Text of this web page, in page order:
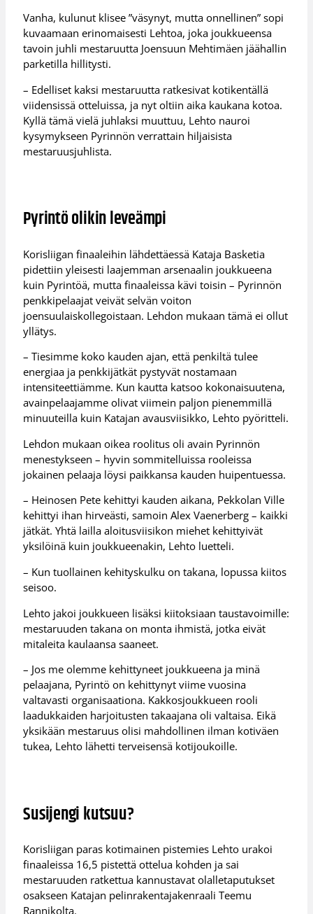
Vanha, kulunut klisee ”väsynyt, mutta onnellinen” sopi
kuvaamaan erinomaisesti Lehtoa, joka joukkueensa
tavoin juhli mestaruutta Joensuun Mehtimäen jäähallin
parketilla hillitysti.
– Edelliset kaksi mestaruutta ratkesivat kotikentällä
viidensissä otteluissa, ja nyt oltiin aika kaukana kotoa.
Kyllä tämä vielä juhlaksi muuttuu, Lehto nauroi
kysymykseen Pyrinnön verrattain hiljaisista
mestaruusjuhlista.
Pyrintö olikin leveämpi
Korisliigan finaaleihin lähdettäessä Kataja Basketia
pidettiin yleisesti laajemman arsenaalin joukkueena
kuin Pyrintöä, mutta finaaleissa kävi toisin – Pyrinnön
penkkipelaajat veivät selvän voiton
joensuulaiskollegoistaan. Lehdon mukaan tämä ei ollut
yllätys.
– Tiesimme koko kauden ajan, että penkiltä tulee
energiaa ja penkkijätkät pystyvät nostamaan
intensiteettiämme. Kun kautta katsoo kokonaisuutena,
avainpelaajamme olivat viimein paljon pienemmillä
minuuteilla kuin Katajan avausviisikko, Lehto pyöritteli.
Lehdon mukaan oikea roolitus oli avain Pyrinnön
menestykseen – hyvin sommitelluissa rooleissa
jokainen pelaaja löysi paikkansa kauden huipentuessa.
– Heinosen Pete kehittyi kauden aikana, Pekkolan Ville
kehittyi ihan hirveästi, samoin Alex Vaenerberg – kaikki
jätkät. Yhtä lailla aloitusviisikon miehet kehittyivät
yksilöinä kuin joukkueenakin, Lehto luetteli.
– Kun tuollainen kehityskulku on takana, lopussa kiitos
seisoo.
Lehto jakoi joukkueen lisäksi kiitoksiaan taustavoimille:
mestaruuden takana on monta ihmistä, jotka eivät
mitaleita kaulaansa saaneet.
– Jos me olemme kehittyneet joukkueena ja minä
pelaajana, Pyrintö on kehittynyt viime vuosina
valtavasti organisaationa. Kakkosjoukkueen rooli
laadukkaiden harjoitusten takaajana oli valtaisa. Eikä
yksikään mestaruus olisi mahdollinen ilman kotiväen
tukea, Lehto lähetti terveisensä kotijoukoille.
Susijengi kutsuu?
Korisliigan paras kotimainen pistemies Lehto urakoi
finaaleissa 16,5 pistettä ottelua kohden ja sai
mestaruuden ratkettua kannustavat olalletaputukset
osakseen Katajan pelinrakentajakenraali Teemu
Rannikolta.